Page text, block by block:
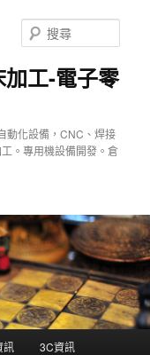
工-電子零
動化設備，CNC、焊接
。專用機設備開發。倉
尋
訊 3C資訊